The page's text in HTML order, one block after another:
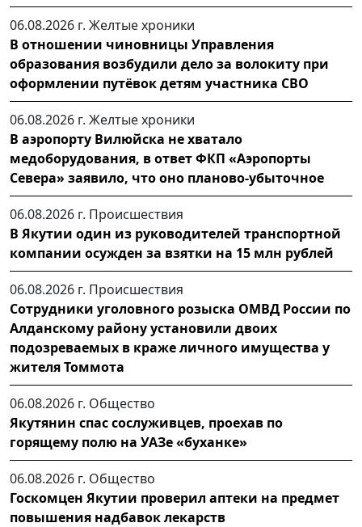
06.08.2026 г. Желтые хроники
В отношении чиновницы Управления
образования возбудили дело за волокиту при
оформлении путёвок детям участника СВО
06.08.2026 г. Желтые хроники
В аэропорту Вилюйска не хватало
медоборудования, в ответ ФКП «Аэропорты
Севера» заявило, что оно планово-убыточное
06.08.2026 г. Происшествия
В Якутии один из руководителей транспортной
компании осужден за взятки на 15 млн рублей
06.08.2026 г. Происшествия
Сотрудники уголовного розыска ОМВД России по
Алданскому району установили двоих
подозреваемых в краже личного имущества у
жителя Томмота
06.08.2026 г. Общество
Якутянин спас сослуживцев, проехав по
горящему полю на УАЗе «буханке»
06.08.2026 г. Общество
Госкомцен Якутии проверил аптеки на предмет
повышения надбавок лекарств